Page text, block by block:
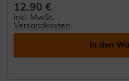
12,90 €
inkl. MwSt.
Versandkosten
In den